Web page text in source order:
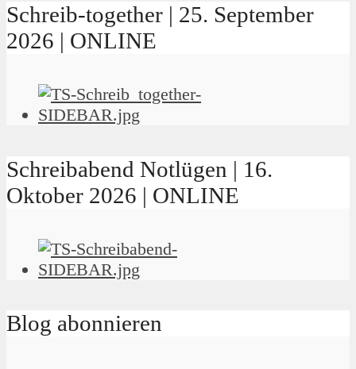
Schreib-together | 25. September
2026 | ONLINE
Schreibabend Notlügen | 16.
Oktober 2026 | ONLINE
Blog abonnieren